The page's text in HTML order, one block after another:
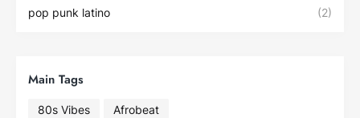
pop punk latino (2)
Main Tags
80s Vibes
Afrobeat